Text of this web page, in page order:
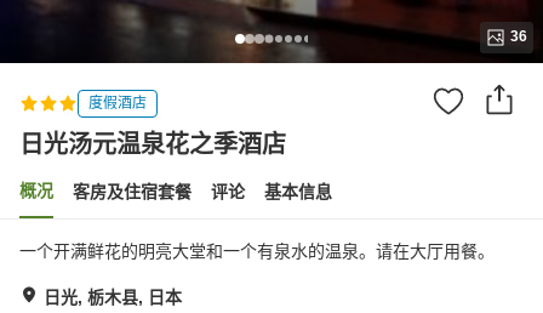
36
度假酒店
日光汤元温泉花之季酒店
概况 客房及住宿套餐 评论 基本信息
一个开满鲜花的明亮大堂和一个有泉水的温泉。请在大厅用餐。
日光, 栃木县, 日本